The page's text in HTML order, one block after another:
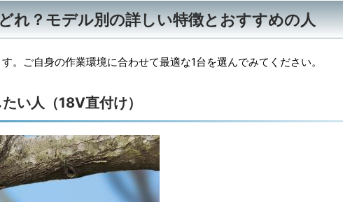
れ？モデル別の詳しい特徴とおすすめの人
。ご自身の作業環境に合わせて最適な1台を選んでみてください。
い人（18V直付け）